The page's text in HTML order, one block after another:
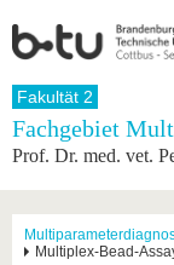
Startseite
Universität
Struktur
Forschung
Forschung
Fakultät 2
Fachgebiet
Prof. Dr. med. vet.
Multiplex-Bead-